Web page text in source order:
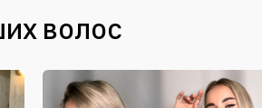
волос